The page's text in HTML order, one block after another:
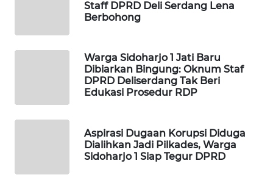
Staff DPRD Deli Serdang Lena
Berbohong
Warga Sidoharjo 1 Jati Baru
Dibiarkan Bingung: Oknum Staf
DPRD Deliserdang Tak Beri
Edukasi Prosedur RDP
Aspirasi Dugaan Korupsi Diduga
Dialihkan Jadi Pilkades, Warga
Sidoharjo 1 Siap Tegur DPRD
MASYARAKAT